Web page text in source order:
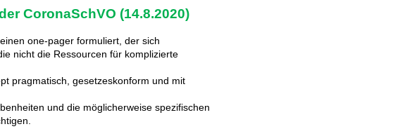
CoronaSchVO (14.8.2020)
one-pager formuliert, der sich
nicht die Ressourcen für komplizierte
pragmatisch, gesetzeskonform und mit
und die möglicherweise spezifischen